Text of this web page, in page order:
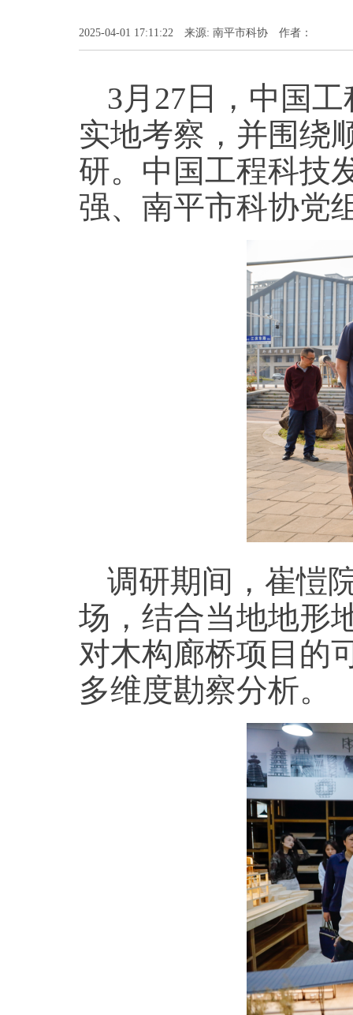
2025-04-01 17:11:22 来源: 南平市科协 作者：
3月27日，中国
实地考察，并围绕
研。中国工程科技
强、南平市科协党
调研期间，崔愷
场，结合当地地形
对木构廊桥项目的
多维度勘察分析。